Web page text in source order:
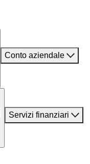
Conto aziendale
Servizi finanziari